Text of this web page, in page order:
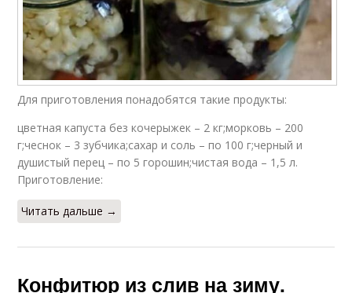
Для приготовления понадобятся такие продукты:
цветная капуста без кочерыжек – 2 кг;морковь – 200
г;чеснок – 3 зубчика;сахар и соль – по 100 г;черный и
душистый перец – по 5 горошин;чистая вода – 1,5 л.
Приготовление:
Читать дальше →
Конфитюр из слив на зиму.